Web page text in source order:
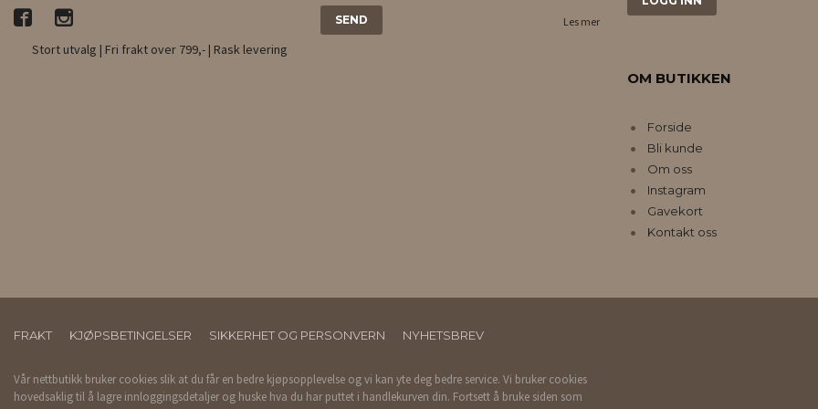
Stort utvalg | Fri frakt over 799,- | Rask levering
Les mer
OM BUTIKKEN
Forside
Bli kunde
Om oss
Instagram
Gavekort
Kontakt oss
FRAKT KJØPSBETINGELSER SIKKERHET OG PERSONVERN NYHETSBREV
Vår nettbutikk bruker cookies slik at du får en bedre kjøpsopplevelse og vi kan yte deg bedre service. Vi bruker cookies
hovedsaklig til å lagre innloggingsdetaljer og huske hva du har puttet i handlekurven din. Fortsett å bruke siden som